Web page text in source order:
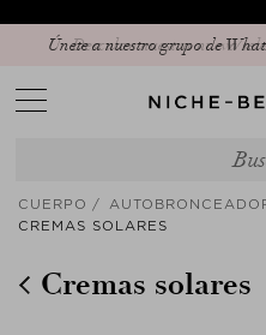
Únete a nuestro grupo de
CUERPO
CREMAS SOLARES
Cremas solares